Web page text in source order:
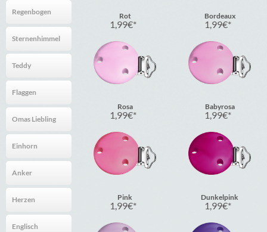
Regenbogen
Sternenhimmel
Teddy
Flaggen
Omas Liebling
Einhorn
Anker
Herzen
Englisch
Rot
1,99€
Bordeaux
1,99€
Rosa
1,99€
Babyrosa
1,99€
Pink
1,99€
Dunkelpink
1,99€